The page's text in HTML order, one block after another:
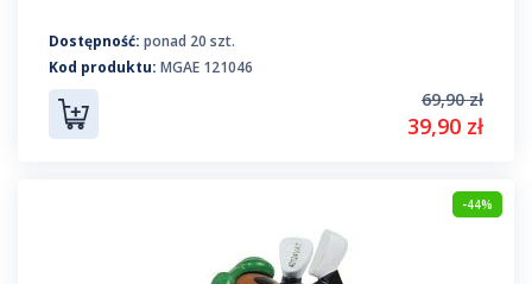
Dostępność: ponad 20 szt.
Kod produktu: MGAE 121046
69,90 zł
39,90 zł
-44%